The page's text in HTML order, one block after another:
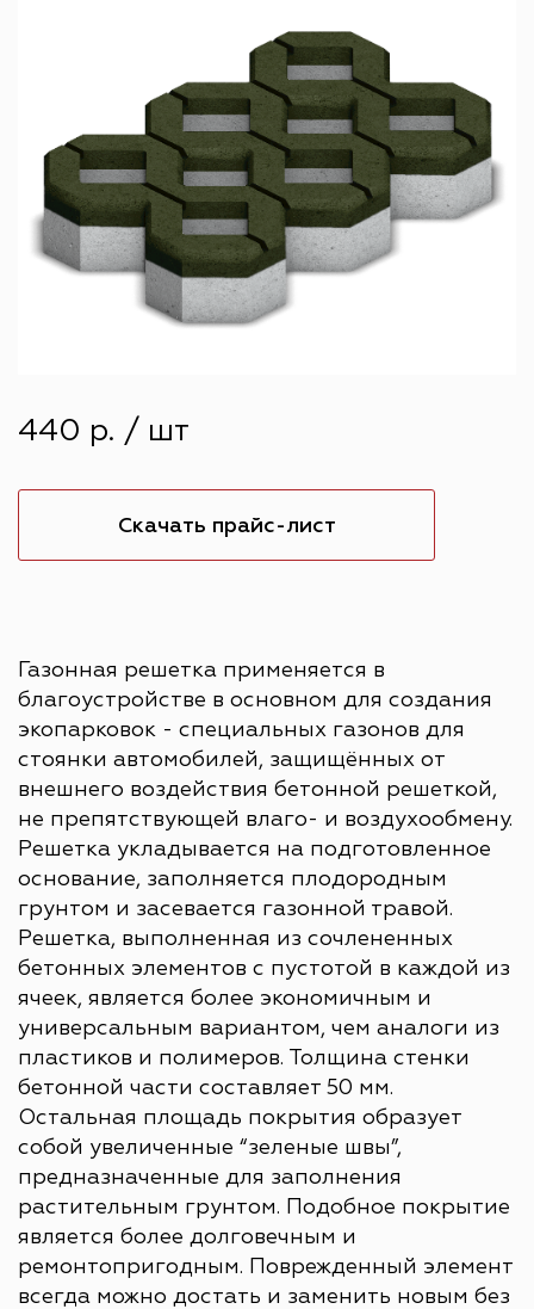
440 р. / шт
Скачать прайс-лист
Газонная решетка применяется в
благоустройстве в основном для создания
экопарковок - специальных газонов для
стоянки автомобилей, защищённых от
внешнего воздействия бетонной решеткой,
не препятствующей влаго- и воздухообмену.
Решетка укладывается на подготовленное
основание, заполняется плодородным
грунтом и засевается газонной травой.
Решетка, выполненная из сочлененных
бетонных элементов с пустотой в каждой из
ячеек, является более экономичным и
универсальным вариантом, чем аналоги из
пластиков и полимеров. Толщина стенки
бетонной части составляет 50 мм.
Остальная площадь покрытия образует
собой увеличенные “зеленые швы”,
предназначенные для заполнения
растительным грунтом. Подобное покрытие
является более долговечным и
ремонтопригодным. Поврежденный элемент
всегда можно достать и заменить новым без